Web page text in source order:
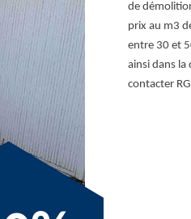
à un professionnel
des travaux. Il
les ouvriers.
qualifié pour tout
de
prix au m3
entre 30 et
ainsi dans
contacter